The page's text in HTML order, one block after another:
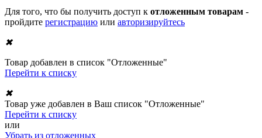
Для того, что бы получить доступ к отложенным товарам -
пройдите регистрацию или авторизируйтесь
✖
Товар добавлен в список "Отложенные"
Перейти к списку
✖
Товар уже добавлен в Ваш список "Отложенные"
Перейти к списку
или
Убрать из отложенных